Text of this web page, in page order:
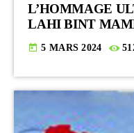
L’HOMMAGE
LAHI BINT
today 5 MARS 2024